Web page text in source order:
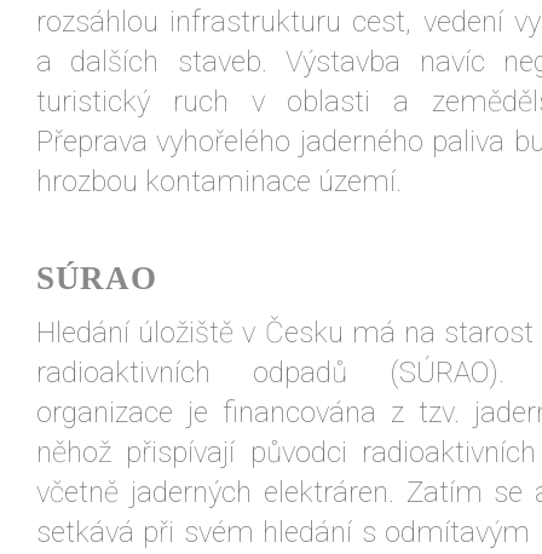
rozsáhlou infrastrukturu cest, vedení
a dalších staveb. Výstavba navíc
turistický ruch v oblasti a
Přeprava vyhořelého jaderného paliva
hrozbou kontaminace území.
SÚRAO
Hledání úložiště v Česku má na
radioaktivních odpadů
organizace je financována z tzv.
něhož přispívají původci
včetně jaderných elektráren. Zatím se
setkává při svém hledání s odmítavým